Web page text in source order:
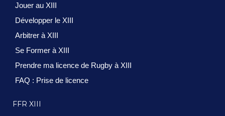
Jouer au XIII
Développer le XIII
Arbitrer à XIII
Se Former à XIII
Prendre ma licence de Rugby à XIII
FAQ : Prise de licence
FFR XIII